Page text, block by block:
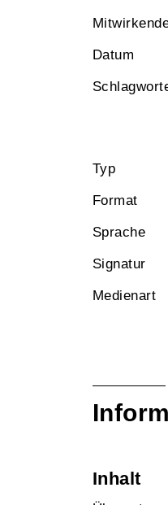
Datum
Typ
Format
Sprache
Signatur
Medienart
Inhalt